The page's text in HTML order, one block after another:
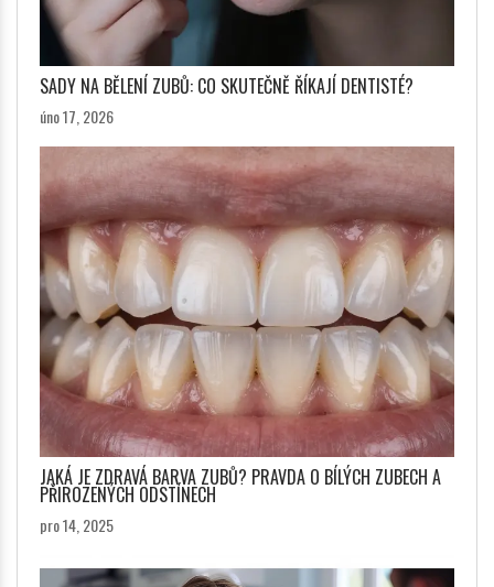
SADY NA BĚLENÍ ZUBŮ: CO SKUTEČNĚ ŘÍKAJÍ DENTISTÉ?
úno 17, 2026
JAKÁ JE ZDRAVÁ BARVA ZUBŮ? PRAVDA O BÍLÝCH ZUBECH A
PŘIROZENÝCH ODSTÍNECH
pro 14, 2025